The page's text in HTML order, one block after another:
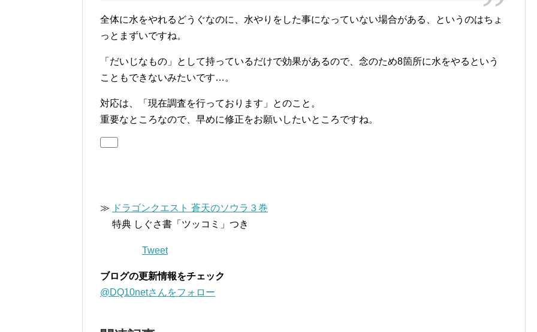
全体に水をやれるどうぐなのに、水やりをした事になっていない場合がある、というのはちょ
っとまずいですね。
「だいじなもの」として持っているだけで効果があるので、念のため8箇所に水をやるという
こともできないみたいです…。
対応は、「現在調査を行っております」とのこと。
重要なところなので、早めに修正をお願いしたいところですね。
≫ ドラゴンクエスト 蒼天のソウラ３巻
特典 しぐさ書「ツッコミ」つき
Tweet
ブログの更新情報をチェック
@DQ10netさんをフォロー